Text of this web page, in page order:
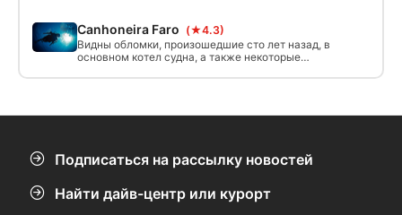
искусственными рифами, одним из которых
является "Замбезе".
Canhoneira Faro (★4.3)
Видны обломки, произошедшие сто лет назад, в
основном котел судна, а также некоторые
Окруженный песком, этот небольшой
рыб. Интервью для начинающих дайверов или
Подписаться на рассылку новостей
Найти дайв-центр или курорт